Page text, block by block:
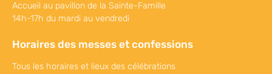
Accueil au pavillon de la Sainte-Famille
14h-17h du mardi au vendredi
Horaires des messes et confessions
Tous les horaires et lieux des célébrations